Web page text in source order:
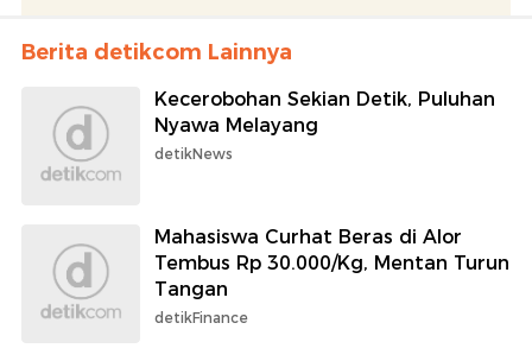
Berita detikcom Lainnya
Kecerobohan Sekian Detik, Puluhan
Nyawa Melayang
detikNews
Mahasiswa Curhat Beras di Alor
Tembus Rp 30.000/Kg, Mentan Turun
Tangan
detikFinance